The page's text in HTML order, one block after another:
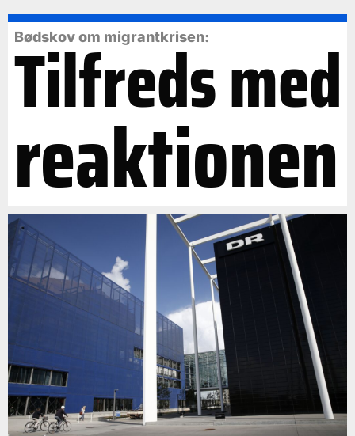
Bødskov om migrantkrisen:
Tilfreds med
reaktionen